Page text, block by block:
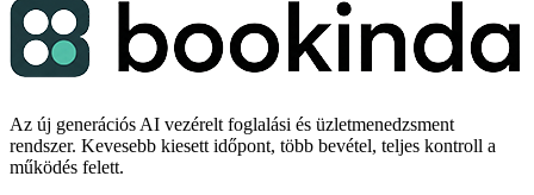
Az új generációs AI vezérelt foglalási és üzletmenedzsment
rendszer. Kevesebb kiesett időpont, több bevétel, teljes kontroll a
működés felett.